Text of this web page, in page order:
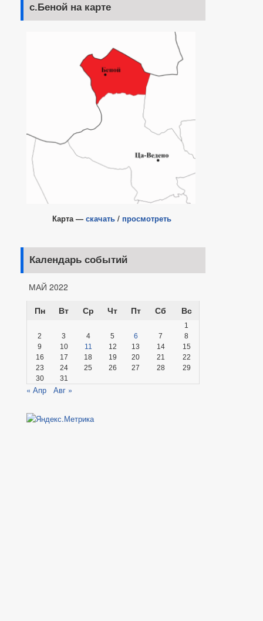
с.Беной на карте
Карта — скачать / просмотреть
Календарь событий
МАЙ 2022
Пн
Вт Ср Чт Пт Сб Вс
1
2
3 4 5 6 7
8
9
10 11 12 13 14
15
16
17 18 19 20 21
22
23
24 25 26 27 28
29
30
31
« Апр Авг »